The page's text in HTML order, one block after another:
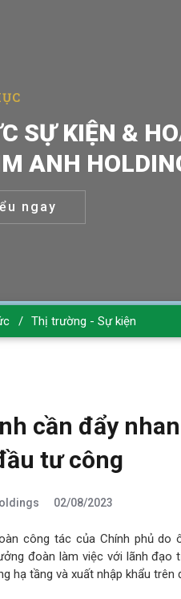
SỰ KIỆN &
ANH
ngay
/ Thị trường - Sự kiện
cần đẩy
tư công
02/08/2023
công tác của Chính phủ do
đoàn làm việc với lãnh đạo
hạ tầng và xuất nhập khẩu trên